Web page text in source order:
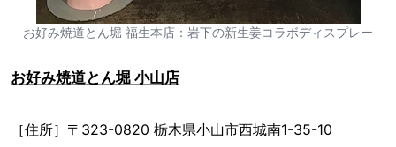
お好み焼道とん堀 福生本店：岩下の新生姜コラボディスプレー
お好み焼道とん堀 小山店
［住所］〒323-0820 栃木県小山市西城南1-35-10